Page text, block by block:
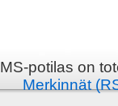
MS-potilas on
Merkinnät